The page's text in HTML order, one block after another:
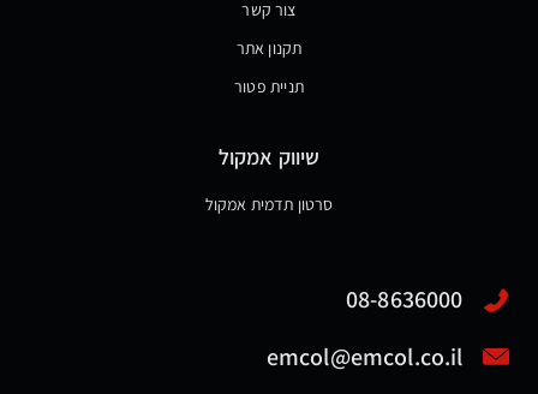
צור קשר
תקנון אתר
תניית פטור
שיווק אמקול
סרטון תדמית אמקול
08-8636000
emcol@emcol.co.il